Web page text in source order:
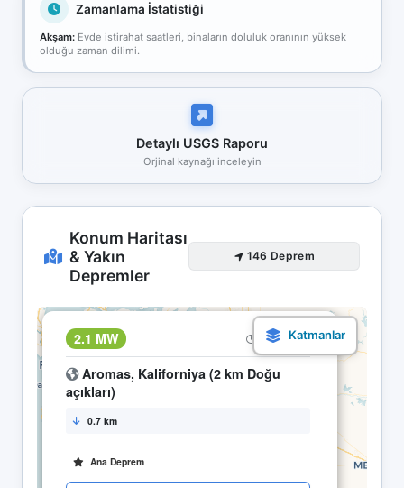
Zamanlama İstatistiği
Akşam: Evde istirahat saatleri, binaların doluluk oranının yüksek
olduğu zaman dilimi.
Detaylı USGS Raporu
Orjinal kaynağı inceleyin
Konum Haritası
& Yakın
Depremler
146 Deprem
2.1 MW 13.04 21:08
Aromas, Kaliforniya (2 km Doğu
açıkları)
0.7 km
Ana Deprem
×